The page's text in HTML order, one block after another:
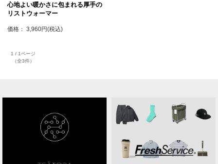
心地よい暖かさに包まれる厚手の
リストウォーマー
価格： 3,960円(税込)
1 / 1ページ
（全3件）